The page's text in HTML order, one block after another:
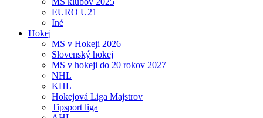
EURO U21
Iné
Hokej
MS v Hokeji 2026
Slovenský hokej
MS v hokeji do 20 rokov 2027
NHL
KHL
Hokejová Liga Majstrov
Tipsport liga